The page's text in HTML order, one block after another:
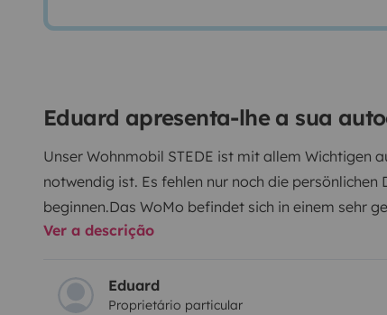
Eduard apresenta-lhe a sua
Unser Wohnmobil STEDE ist mit allem Wichtigen
notwendig ist. Es fehlen nur noch die persönlichen
beginnen.Das WoMo befindet sich in einem sehr
Wir selbst sind ein Tier- und Rauchfreier Haushalt.
Dusche, klappbares Alkovenbett, Tempomat... und
Ver a descrição
Eduard
Proprietário particular